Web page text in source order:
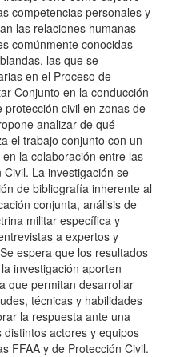
competencias personales y
las relaciones humanas
comúnmente conocidas
las que se
en el Proceso de
Conjunto en la conducción
protección civil en zonas de
analizar de qué
el trabajo conjunto con un
la colaboración entre las
Civil. La investigación se
de bibliografía inherente al
conjunta, análisis de
militar específica y
a expertos y
espera que los resultados
investigación aporten
que permitan desarrollar
técnicas y habilidades
la respuesta ante una
actores y equipos
FFAA y de Protección Civil.